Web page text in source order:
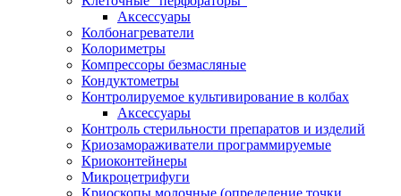
Аксессуары
Колбонагреватели
Колориметры
Компрессоры безмасляные
Кондуктометры
Контролируемое культивирование в колбах
Аксессуары
Контроль стерильности препаратов и изделий
Криозамораживатели программируемые
Криоконтейнеры
Микроцетрифуги
Криоскопы молочные (определение точки